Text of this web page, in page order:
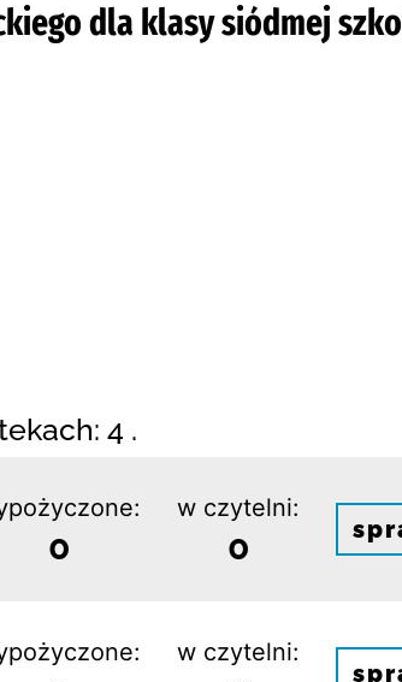
dla klasy siódmej
4 .
0
w czytelni:
0
w czytelni: